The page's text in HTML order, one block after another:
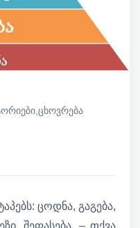
,ცხოვრება
ცოდნა, გაგება,
შეფასება. – თქვა